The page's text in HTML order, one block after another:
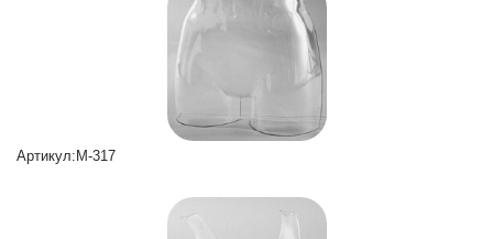
Артикул:M-317